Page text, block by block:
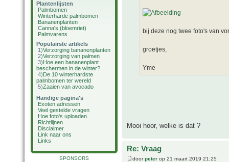
Plantenlijsten
Palmbomen
Winterharde palmbomen
Bananenplanten
Canna's (bloemriet)
Palmvarens
Populairste artikels
1)Verzorging bananenplanten
2)Verzorging van palmen
3)Hoe een bananenplant
beschermen in de winter?
4)De 10 winterhardste
palmbomen ter wereld
5)Zaaien van avocado
Handige pagina's
Exoten adressen
Veel gestelde vragen
Hoe foto's uploaden
Richtlijnen
Disclaimer
Link naar ons
Links
SPONSORS
bij deze nog twee foto's van
groetjes,
Yme
Mooi hoor, welke is dat ?
Re: Vraag
doorpeter op 21 maart 2019 21:25